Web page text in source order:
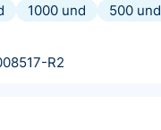
1000 und
500 und
R2